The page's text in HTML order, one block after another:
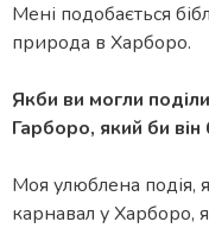
Мені подобається
природа в Харборо.
Якби ви могли
Гарборо, який би він
Моя улюблена подія,
карнавал у Харборо,